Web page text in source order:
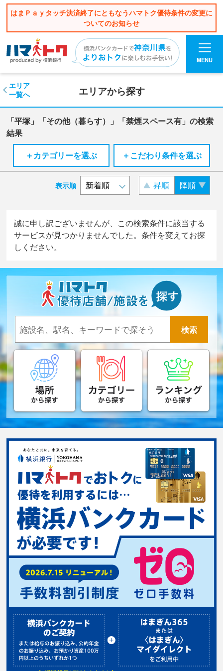
はまＰａｙタッチ決済終了にともなうハマトク優待条件の変更に
ついてのお知らせ
MENU
エリアから探す
エリア
一覧へ
「平塚」「その他（暮らす）」「禁煙スペース有」の検索
結果
＋カテゴリーを選ぶ
＋こだわり条件を選ぶ
表示順 昇順 降順
誠に申し訳ございませんが、この検索条件に該当する
サービスが見つかりませんでした。条件を変えてお探
しください。